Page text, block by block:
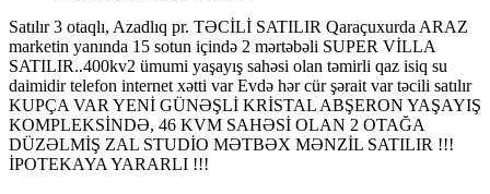
Satılır 3 otaqlı, Azadlıq pr. TƏCİLİ SATILIR Qaraçuxurda ARAZ
marketin yanında 15 sotun içində 2 mərtəbəli SUPER VİLLA
SATILIR..400kv2 ümumi yaşayış sahəsi olan təmirli qaz isiq su
daimidir telefon internet xətti var Evdə hər cür şərait var təcili satılır
KUPÇA VAR YENİ GÜNƏŞLİ KRİSTAL ABŞERON YAŞAYIŞ
KOMPLEKSİNDƏ, 46 KVM SAHƏSİ OLAN 2 OTAĞA
DÜZƏLMİŞ ZAL STUDİO MƏTBƏX MƏNZİL SATILIR !!!
İPOTEKAYA YARARLI !!!